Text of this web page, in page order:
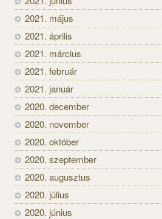
2021. május
2021. április
2021. március
2021. február
2021. január
2020. december
2020. november
2020. október
2020. szeptember
2020. augusztus
2020. július
2020. június